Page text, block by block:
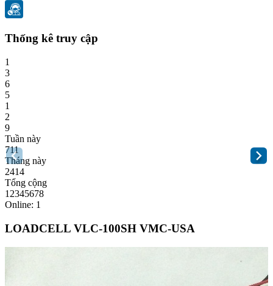
Thống kê truy cập
1
3
6
5
1
2
9
Tuần này
711
Tháng này
2414
Tổng cộng
12345678
Online: 1
LOADCELL VLC-100SH VMC-USA